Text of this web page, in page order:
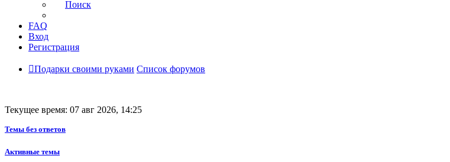
Поиск
FAQ
Вход
Регистрация
Подарки своими руками Список форумов
Текущее время: 07 авг 2026, 14:25
Темы без ответов
Активные темы